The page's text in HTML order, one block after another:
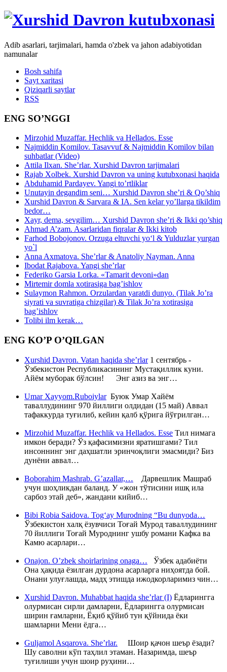
Adib asarlari, tarjimalari, hamda o'zbek va jahon adabiyotidan
namunalar
Bosh sahifa
Sayt xaritasi
Qiziqarli saytlar
RSS
ENG SO’NGGI
Mirzohid Muzaffar. Hechlik va Hellados. Esse
Najmiddin Komilov. Tasavvuf & Najmiddin Komilov bilan
suhbatlar (Video)
Attila Ilxan. She’rlar. Xurshid Davron tarjimalari
Rajab Xolbek. Xurshid Davron va uning kutubxonasi haqida
Abduhamid Pardayev. Yangi to’rtliklar
Unutayin degandim seni… Xurshid Davron she’ri & Qo’shiq
Xurshid Davron & Sarvara & IA. Sen kelar yo’llarga tikildim
bedor…
Xayr, dema, sevgilim… Xurshid Davron she’ri & Ikki qo’shiq
Ahmad A’zam. Asarlaridan fiqralar & Ikki kitob
Farhod Bobojonov. Orzuga eltuvchi yo‘l & Yulduzlar yurgan
yo`l
Anna Axmatova. She’rlar & Anatoliy Nayman. Anna
Ibodat Rajabova. Yangi she’rlar
Federiko Garsia Lorka. «Tamarit devoni»dan
Mirtemir domla xotirasiga bag’ishlov
Sulaymon Rahmon. Orzulardan yaratdi dunyo. (Tilak Jo’ra
siyrati va suvratiga chizgilar) & Tilak Jo’ra xotirasiga
bag’ishlov
Tolibi ilm kerak…
ENG KO’P O’QILGAN
Xurshid Davron. Vatan haqida she’rlar1 сентябрь -
Ўзбекистон Республикасининг Мустақиллик куни.
Айём муборак бўлсин! Энг азиз ва энг…
Umar Xayyom.RuboiylarБуюк Умар Хайём
таваллудининг 970 йиллиги олдидан (15 май) Аввал
тафаккурда туғилиб, кейин қалб қўрига йўғрилган…
Mirzohid Muzaffar. Hechlik va Hellados. Esse Тил нимага
имкон беради? Ўз қафасимизни яратишгами? Тил
инсоннинг энг даҳшатли эринчоқлиги эмасмиди? Биз
дунёни аввал…
Boborahim Mashrab. G’azallar,… Дарвешлик Машраб
учун шоҳликдан баланд. У «жон тўтисини ишқ ила
сарбоз этай деб», жандани кийиб…
Bibi Robia Saidova. Tog‘ay Murodning “Bu dunyoda…
Ўзбекистон халқ ёзувчиси Тоғай Мурод таваллудининг
70 йиллиги Тоғай Муроднинг ушбу романи Кафка ва
Камю асарлари…
Onajon. O’zbek shoirlarining onaga… Ўзбек адабиёти
Она ҳақида ёзилган дурдона асарларга ниҳоятда бой.
Онани улуғлашда, мадҳ этишда ижодкорларимиз чин…
Xurshid Davron. Muhabbat haqida she’rlar (I) Ёдларингга
олурмисан сирли дамларни, Ёдларингга олурмисан
ширин ғамларни, Ёқиб қўйиб тун қўйнида ёки
шамларни Мени ёдга…
Guljamol Asqarova. She’rlar. Шоир қачон шеър ёзади?
Шу саволни кўп таҳлил этаман. Назаримда, шеър
туғилиши учун шоир руҳини…